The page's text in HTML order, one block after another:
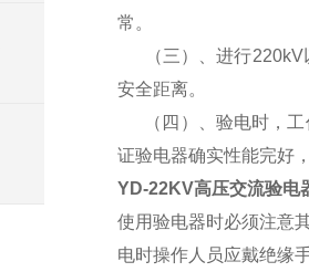
常。
（三）、进行220kV
安全距离。
（四）、验电时，工
证验电器确实性能完好
YD-22KV高压交流验电
使用验电器时必须注意
电时操作人员应戴绝缘